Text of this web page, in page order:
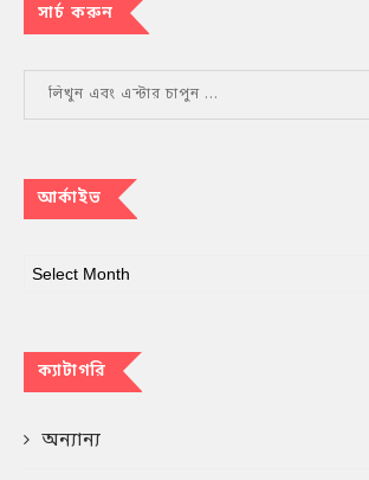
সার্চ করুন
আর্কাইভ
ক্যাটাগরি
অন্যান্য